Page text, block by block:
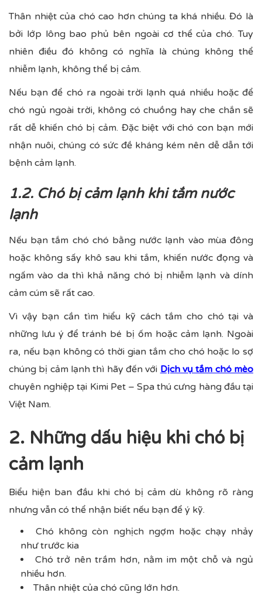
Thân nhiệt của chó cao hơn chúng ta khá nhiều. Đó là
bởi lớp lông bao phủ bên ngoài cơ thể của chó. Tuy
nhiên điều đó không có nghĩa là chúng không thể
nhiễm lạnh, không thể bị cảm.
Nếu bạn để chó ra ngoài trời lạnh quá nhiều hoặc để
chó ngủ ngoài trời, không có chuồng hay che chắn sẽ
rất dễ khiến chó bị cảm. Đặc biệt với chó con bạn mới
nhận nuôi, chúng có sức đề kháng kém nên dễ dẫn tới
bệnh cảm lạnh.
1.2. Chó bị cảm lạnh khi tắm nước
lạnh
Nếu bạn tắm chó chó bằng nước lạnh vào mùa đông
hoặc không sấy khô sau khi tắm, khiến nước đọng và
ngấm vào da thì khả năng chó bị nhiễm lạnh và dính
cảm cúm sẽ rất cao.
Vì vậy bạn cần tìm hiểu kỹ cách tắm cho chó tại và
những lưu ý để tránh bé bị ốm hoặc cảm lạnh. Ngoài
ra, nếu bạn không có thời gian tắm cho chó hoặc lo sợ
chúng bị cảm lạnh thì hãy đến với Dịch vụ tắm chó mèo
chuyên nghiệp tại Kimi Pet – Spa thú cưng hàng đầu tại
Việt Nam.
2. Những dấu hiệu khi chó bị
cảm lạnh
Biểu hiện ban đầu khi chó bị cảm dù không rõ ràng
nhưng vẫn có thể nhận biết nếu bạn để ý kỹ.
Chó không còn nghịch ngợm hoặc chạy nhảy
như trước kia
Chó trở nên trầm hơn, nằm im một chỗ và ngủ
nhiều hơn.
Thân nhiệt của chó cũng lớn hơn.